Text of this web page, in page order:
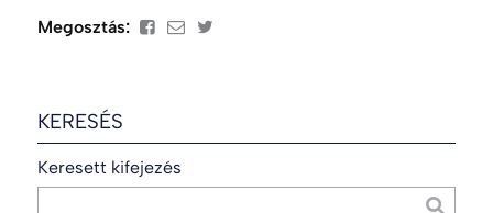
Megosztás:
KERESÉS
Keresett kifejezés